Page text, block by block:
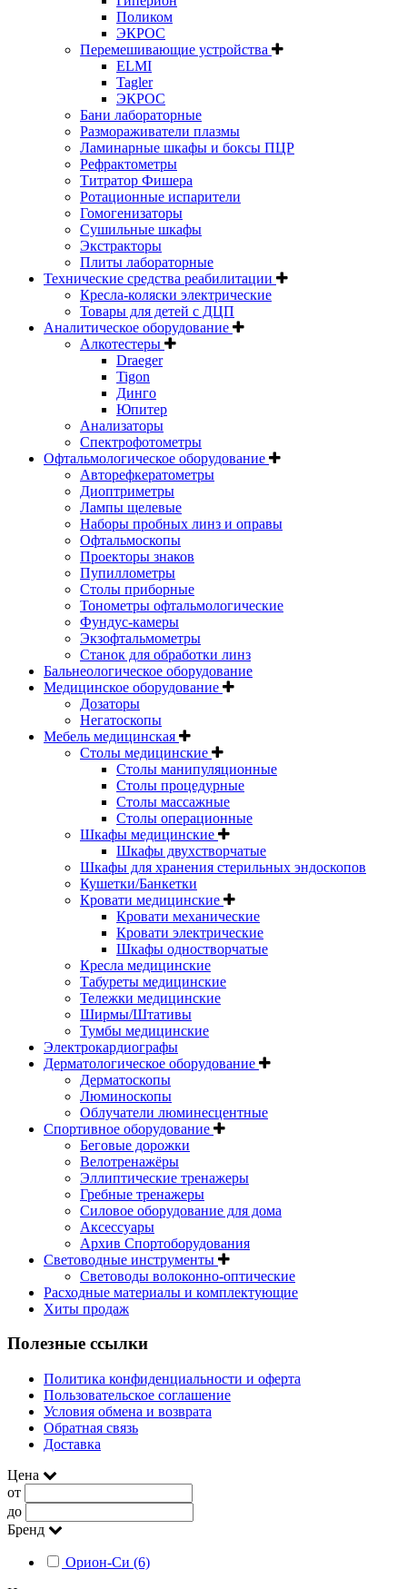
Поликом
ЭКРОС
Перемешивающие устройства
ELMI
Tagler
ЭКРОС
Бани лабораторные
Размораживатели плазмы
Ламинарные шкафы и боксы ПЦР
Рефрактометры
Титратор Фишера
Ротационные испарители
Гомогенизаторы
Сушильные шкафы
Экстракторы
Плиты лабораторные
Технические средства реабилитации
Кресла-коляски электрические
Товары для детей с ДЦП
Аналитическое оборудование
Алкотестеры
Draeger
Tigon
Динго
Юпитер
Анализаторы
Спектрофотометры
Офтальмологическое оборудование
Авторефкератометры
Диоптриметры
Лампы щелевые
Наборы пробных линз и оправы
Офтальмоскопы
Проекторы знаков
Пупиллометры
Столы приборные
Тонометры офтальмологические
Фундус-камеры
Экзофтальмометры
Станок для обработки линз
Бальнеологическое оборудование
Медицинское оборудование
Дозаторы
Негатоскопы
Мебель медицинская
Столы медицинские
Столы манипуляционные
Столы процедурные
Столы массажные
Столы операционные
Шкафы медицинские
Шкафы двухстворчатые
Шкафы для хранения стерильных эндоскопов
Кушетки/Банкетки
Кровати медицинские
Кровати механические
Кровати электрические
Шкафы одностворчатые
Кресла медицинские
Табуреты медицинские
Тележки медицинские
Ширмы/Штативы
Тумбы медицинские
Электрокардиографы
Дерматологическое оборудование
Дерматоскопы
Люминоскопы
Облучатели люминесцентные
Спортивное оборудование
Беговые дорожки
Велотренажёры
Эллиптические тренажеры
Гребные тренажеры
Силовое оборудование для дома
Аксессуары
Архив Спортоборудования
Световодные инструменты
Световоды волоконно-оптические
Расходные материалы и комплектующие
Хиты продаж
Полезные ссылки
Политика конфиденциальности и оферта
Пользовательское соглашение
Условия обмена и возврата
Обратная связь
Доставка
Цена
от
до
Бренд
Орион-Си (6)